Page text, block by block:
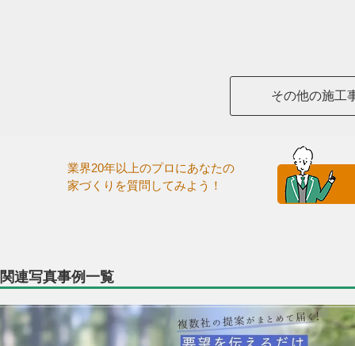
その他の施工
業界20年以上のプロにあなたの
家づくりを質問してみよう！
関連写真事例一覧